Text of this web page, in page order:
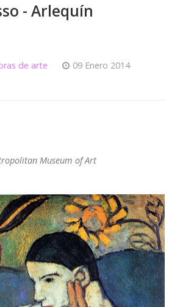
- Arlequín
de arte
09 Enero 2014
Museum of Art